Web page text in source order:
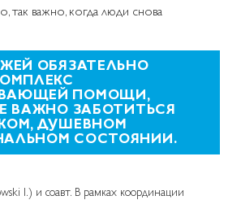
так важно, когда люди снова
ОБЯЗАТЕЛЬНО
ПОМОЩИ,
ВАЖНО ЗАБОТИТЬСЯ
ДУШЕВНОМ
СОСТОЯНИИ.
I.) и соавт. В рамках координации